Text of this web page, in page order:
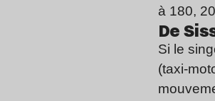
à 180,
De
Si le
(taxi-